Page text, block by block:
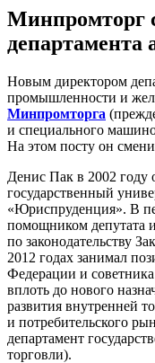
Минпромторг
департамента
Новым директором
промышленности и
Минпромторга
и специального
На этом посту он
Денис Пак в 2002 году
государственный
«Юриспруденция». В
помощником депутата
по законодательству
2012 годах занимал
Федерации и
вплоть до нового
развития внутренней
и потребительского
департамент
торговли).